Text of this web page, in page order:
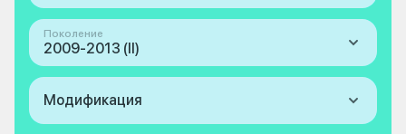
Поколение
2009-2013 (II)
Модификация